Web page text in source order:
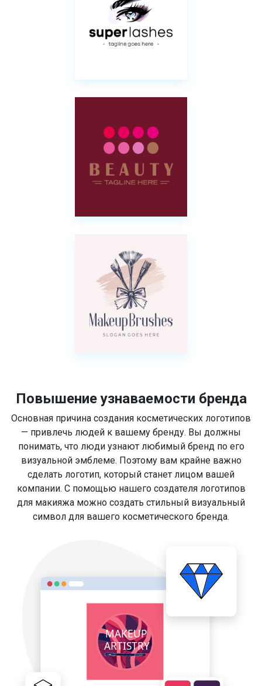
Повышение узнаваемости бренда
Основная причина создания косметических логотипов
— привлечь людей к вашему бренду. Вы должны
понимать, что люди узнают любимый бренд по его
визуальной эмблеме. Поэтому вам крайне важно
сделать логотип, который станет лицом вашей
компании. С помощью нашего создателя логотипов
для макияжа можно создать стильный визуальный
символ для вашего косметического бренда.